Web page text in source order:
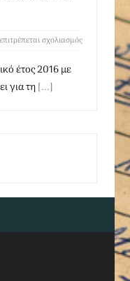
σχολιασμός
έτος 2016 με
για τη[...]